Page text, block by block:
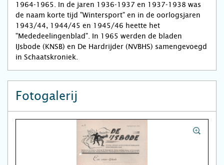
1964-1965. In de jaren 1936-1937 en 1937-1938 was
de naam korte tijd "Wintersport" en in de oorlogsjaren
1943/44, 1944/45 en 1945/46 heette het
"Mededeelingenblad". In 1965 werden de bladen
IJsbode (KNSB) en De Hardrijder (NVBHS) samengevoegd
in Schaatskroniek.
Fotogalerij